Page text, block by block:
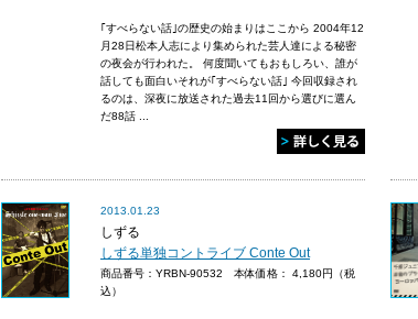
｢すべらない話｣の歴史の始まりはここから 2004年12
月28日松本人志により集められた芸人達による秘密
の夜会が行われた。 何度聞いてもおもしろい、誰が
話しても面白いそれが｢すべらない話｣ 今回収録され
るのは、深夜に放送された過去11回から選びに選ん
だ88話 ...
2013.01.23
しずる
しずる単独コントライブ Conte Out
商品番号：YRBN-90532 本体価格： 4,180円（税
込）